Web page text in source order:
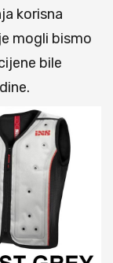
korisna
mogli bismo
bile